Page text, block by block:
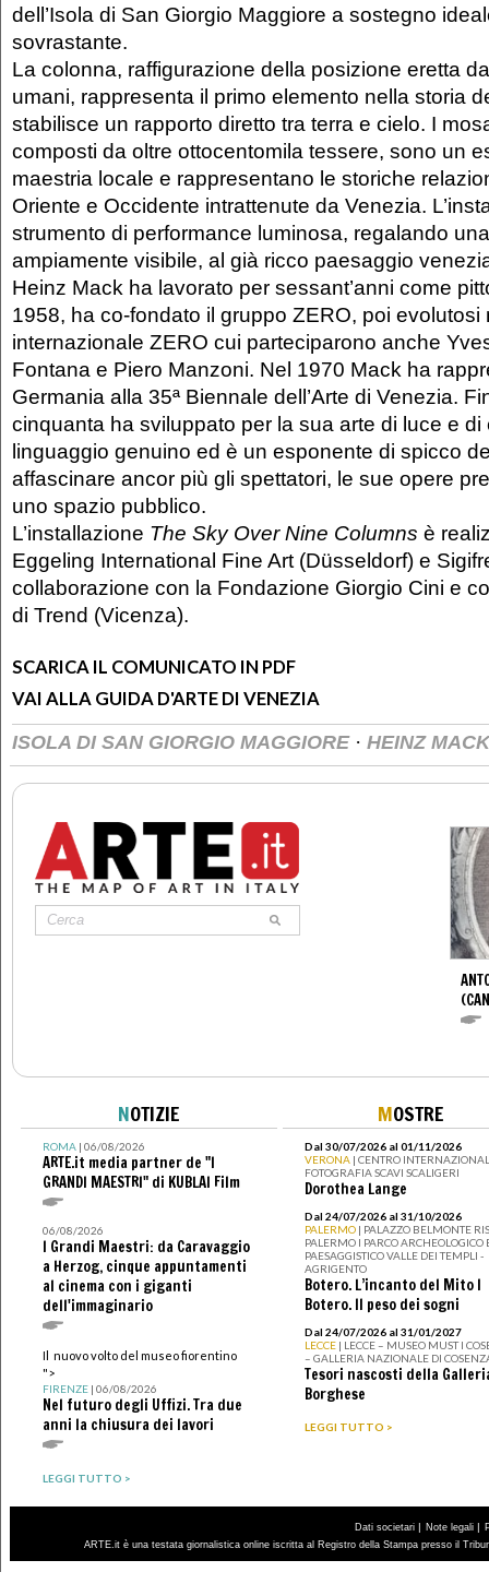
dell’Isola di San Giorgio Maggiore a sostegno
sovrastante.
La colonna, raffigurazione della posizione eretta
umani, rappresenta il primo elemento nella storia
stabilisce un rapporto diretto tra terra e cielo. I
composti da oltre ottocentomila tessere, sono un
maestria locale e rappresentano le storiche
Oriente e Occidente intrattenute da Venezia.
strumento di performance luminosa, regalando
ampiamente visibile, al già ricco paesaggio
Heinz Mack ha lavorato per sessant’anni come
1958, ha co-fondato il gruppo ZERO, poi evolutosi
internazionale ZERO cui parteciparono anche
Fontana e Piero Manzoni. Nel 1970 Mack ha
Germania alla 35ª Biennale dell’Arte di Venezia.
cinquanta ha sviluppato per la sua arte di luce e di
linguaggio genuino ed è un esponente di spicco
affascinare ancor più gli spettatori, le sue opere
uno spazio pubblico.
L’installazione The Sky Over Nine Columns è
Eggeling International Fine Art (Düsseldorf) e
collaborazione con la Fondazione Giorgio Cini e
di Trend (Vicenza).
SCARICA IL COMUNICATO IN PDF
VAI ALLA GUIDA D'ARTE DI VENEZIA
ISOLA DI SAN GIORGIO MAGGIORE · HEINZ MACK
NOTIZIE
ROMA| 06/08/2026
ARTE.it media partner de "I
GRANDI MAESTRI" di KUBLAI Film
06/08/2026
I Grandi Maestri: da Caravaggio
a Herzog, cinque appuntamenti
al cinema con i giganti
dell'immaginario
Il nuovo volto del museo fiorentino
">
FIRENZE| 06/08/2026
Nel futuro degli Uffizi. Tra due
anni la chiusura dei lavori
LEGGI TUTTO >
MOSTRE
Dal 30/07/2026 al 01/11/2026
VERONA | CENTRO
FOTOGRAFIA SCAVI SCALIGERI
Dorothea Lange
Dal 24/07/2026 al 31/10/2026
PALERMO | PALAZZO BELMONTE
PALERMO I PARCO ARCHEOLOGICO
PAESAGGISTICO VALLE DEI TEMPLI -
AGRIGENTO
Botero. L’incanto del Mito I
Botero. Il peso dei sogni
Dal 24/07/2026 al 31/01/2027
LECCE | LECCE – MUSEO MUST I
– GALLERIA NAZIONALE DI
Tesori nascosti della
Borghese
LEGGI TUTTO >
Dati societari | Note legali |
ARTE.it è una testata giornalistica online iscritta al Registro della Stampa presso il